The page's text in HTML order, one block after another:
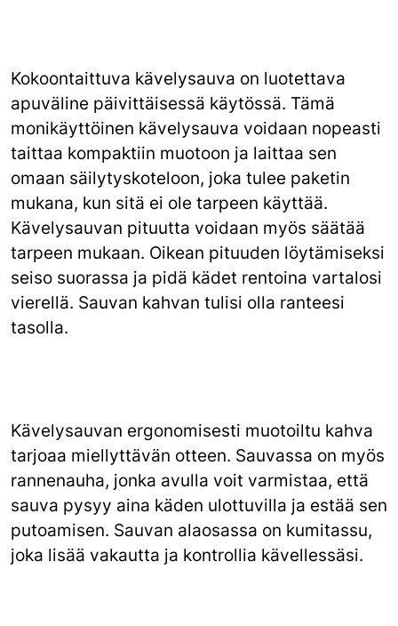
Kokoontaittuva kävelysauva on luotettava
apuväline päivittäisessä käytössä. Tämä
monikäyttöinen kävelysauva voidaan nopeasti
taittaa kompaktiin muotoon ja laittaa sen
omaan säilytyskoteloon, joka tulee paketin
mukana, kun sitä ei ole tarpeen käyttää.
Kävelysauvan pituutta voidaan myös säätää
tarpeen mukaan. Oikean pituuden löytämiseksi
seiso suorassa ja pidä kädet rentoina vartalosi
vierellä. Sauvan kahvan tulisi olla ranteesi
tasolla.
Kävelysauvan ergonomisesti muotoiltu kahva
tarjoaa miellyttävän otteen. Sauvassa on myös
rannenauha, jonka avulla voit varmistaa, että
sauva pysyy aina käden ulottuvilla ja estää sen
putoamisen. Sauvan alaosassa on kumitassu,
joka lisää vakautta ja kontrollia kävellessäsi.